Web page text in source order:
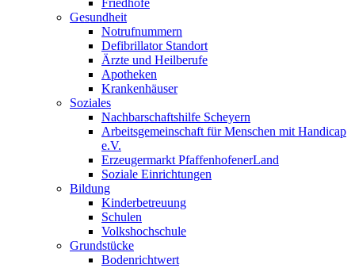
Friedhöfe
Gesundheit
Notrufnummern
Defibrillator Standort
Ärzte und Heilberufe
Apotheken
Krankenhäuser
Soziales
Nachbarschaftshilfe Scheyern
Arbeitsgemeinschaft für Menschen mit Handicap
e.V.
Erzeugermarkt PfaffenhofenerLand
Soziale Einrichtungen
Bildung
Kinderbetreuung
Schulen
Volkshochschule
Grundstücke
Bodenrichtwert